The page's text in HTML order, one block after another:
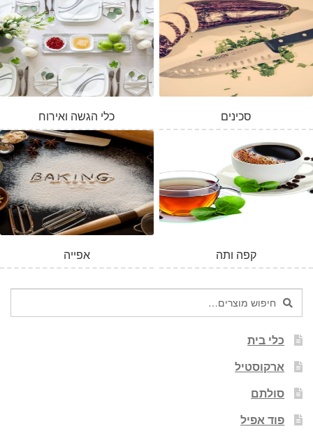
כלי הגשה ואירוח סכינים
אפייה קפה ותה
חיפוש
עבור:
חיפוש
כלי בית
ארקוסטיל
סולתם
פוד אפיל